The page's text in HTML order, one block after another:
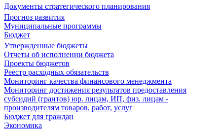
Документы стратегического планирования
Прогноз развития
Муниципальные программы
Бюджет
Утвержденные бюджеты
Отчеты об исполнении бюджета
Проекты бюджетов
Реестр расходных обязательств
Мониторинг качества финансового менеджмента
Мониторинг достижения результатов предоставления
субсидий (грантов) юр. лицам, ИП, физ. лицам -
производителям товаров, работ, услуг
Бюджет для граждан
Экономика